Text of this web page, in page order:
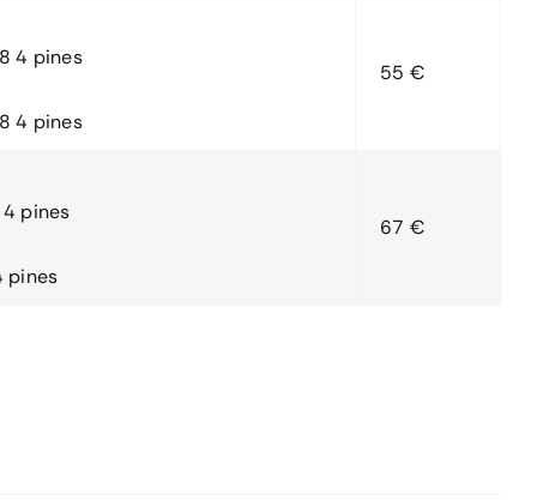
4 pines
4 pines
55 €
pines
pines
67 €